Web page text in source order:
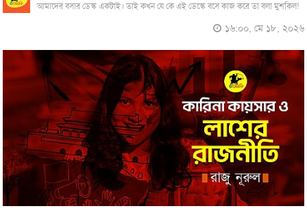
আমাদের বসার ডেস্ক একটাই। তাই কখন যে কে এই ডেস্কে বসে কাজ করে তা বলা মুশকিল!
১৬:০০, মে ১৮, ২০২৬